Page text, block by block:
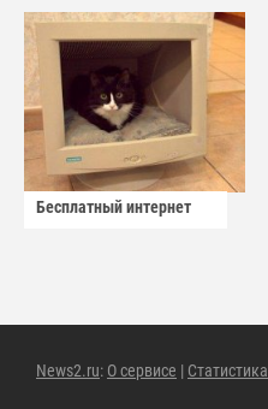
Бесплатный интернет
News2.ru: О сервисе | Статистика